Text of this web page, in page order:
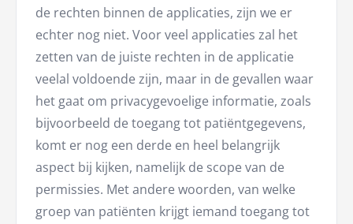
de rechten binnen de applicaties, zijn we er
echter nog niet. Voor veel applicaties zal het
zetten van de juiste rechten in de applicatie
veelal voldoende zijn, maar in de gevallen waar
het gaat om privacygevoelige informatie, zoals
bijvoorbeeld de toegang tot patiëntgegevens,
komt er nog een derde en heel belangrijk
aspect bij kijken, namelijk de scope van de
permissies. Met andere woorden, van welke
groep van patiënten krijgt iemand toegang tot